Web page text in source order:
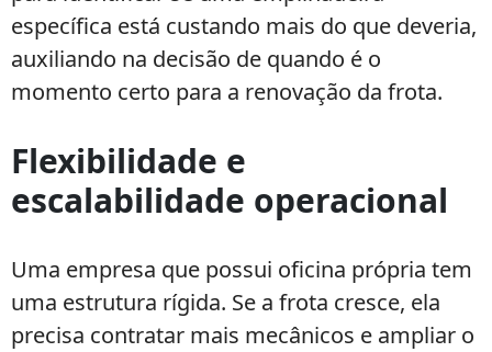
específica está custando mais do que deveria,
auxiliando na decisão de quando é o
momento certo para a renovação da frota.
Flexibilidade e
escalabilidade operacional
Uma empresa que possui oficina própria tem
uma estrutura rígida. Se a frota cresce, ela
precisa contratar mais mecânicos e ampliar o